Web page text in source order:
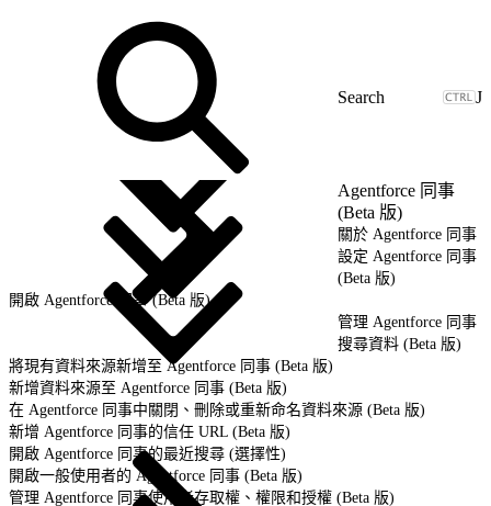
J
Agentforce 同事
(Beta 版)
關於 Agentforce 同事
設定 Agentforce 同事
(Beta 版)
開啟 Agentforce 同事 (Beta 版)
管理 Agentforce 同事
搜尋資料 (Beta 版)
將現有資料來源新增至 Agentforce 同事 (Beta 版)
新增資料來源至 Agentforce 同事 (Beta 版)
在 Agentforce 同事中關閉、刪除或重新命名資料來源 (Beta 版)
新增 Agentforce 同事的信任 URL (Beta 版)
開啟 Agentforce 同事的最近搜尋 (選擇性)
開啟一般使用者的 Agentforce 同事 (Beta 版)
管理 Agentforce 同事使用者存取權、權限和授權 (Beta 版)